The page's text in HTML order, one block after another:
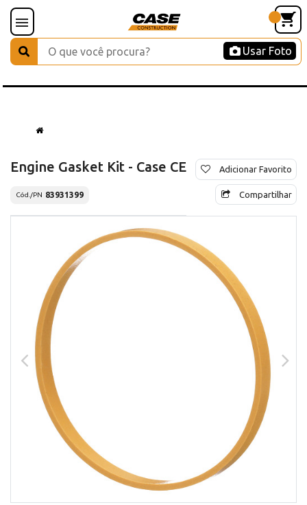
Usar Foto
Engine Gasket Kit - Case CE
Cód./PN 83931399
Adicionar Favorito
Compartilhar